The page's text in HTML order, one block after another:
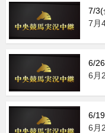
7/3(
7月
6/
6月
6/
6月